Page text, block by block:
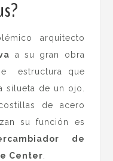
arquitecto
a su gran obra
estructura que
silueta de un ojo.
de acero
su función es
de
Center